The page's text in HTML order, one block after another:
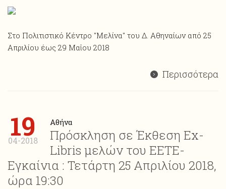
Στο Πολιτιστικό Κέντρο "Μελίνα" του Δ. Αθηναίων από 25
Απριλίου έως 29 Μαΐου 2018
Περισσότερα
19
04-2018
Αθήνα
Πρόσκληση σε Έκθεση Ex-
Libris μελών του ΕΕΤΕ-
Εγκαίνια : Τετάρτη 25 Απριλίου 2018,
ώρα 19:30